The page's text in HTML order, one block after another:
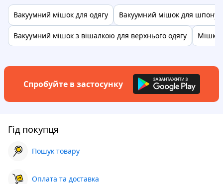
Вакуумний мішок для одягу Вакуумний мішок для
Вакуумний мішок з вішалкою для верхнього одягу Мішки
Спробуйте в застосунку
Гід покупця
Пошук товару
Оплата та доставка